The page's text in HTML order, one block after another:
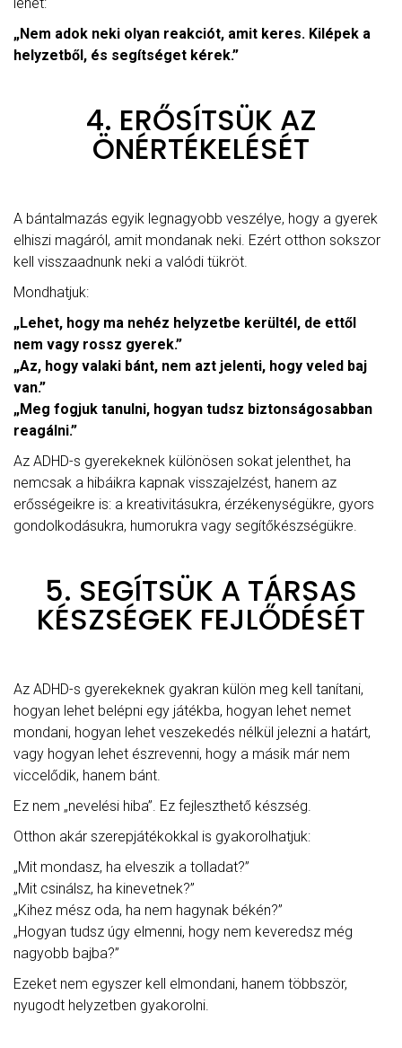
lehet:
„Nem adok neki olyan reakciót, amit keres. Kilépek a
helyzetből, és segítséget kérek.”
4. ERŐSÍTSÜK AZ
ÖNÉRTÉKELÉSÉT
A bántalmazás egyik legnagyobb veszélye, hogy a gyerek
elhiszi magáról, amit mondanak neki. Ezért otthon sokszor
kell visszaadnunk neki a valódi tükröt.
Mondhatjuk:
„Lehet, hogy ma nehéz helyzetbe kerültél, de ettől
nem vagy rossz gyerek.”
„Az, hogy valaki bánt, nem azt jelenti, hogy veled baj
van.”
„Meg fogjuk tanulni, hogyan tudsz biztonságosabban
reagálni.”
Az ADHD-s gyerekeknek különösen sokat jelenthet, ha
nemcsak a hibáikra kapnak visszajelzést, hanem az
erősségeikre is: a kreativitásukra, érzékenységükre, gyors
gondolkodásukra, humorukra vagy segítőkészségükre.
5. SEGÍTSÜK A TÁRSAS
KÉSZSÉGEK FEJLŐDÉSÉT
Az ADHD-s gyerekeknek gyakran külön meg kell tanítani,
hogyan lehet belépni egy játékba, hogyan lehet nemet
mondani, hogyan lehet veszekedés nélkül jelezni a határt,
vagy hogyan lehet észrevenni, hogy a másik már nem
viccelődik, hanem bánt.
Ez nem „nevelési hiba”. Ez fejleszthető készség.
Otthon akár szerepjátékokkal is gyakorolhatjuk:
„Mit mondasz, ha elveszik a tolladat?”
„Mit csinálsz, ha kinevetnek?”
„Kihez mész oda, ha nem hagynak békén?”
„Hogyan tudsz úgy elmenni, hogy nem keveredsz még
nagyobb bajba?”
Ezeket nem egyszer kell elmondani, hanem többször,
nyugodt helyzetben gyakorolni.